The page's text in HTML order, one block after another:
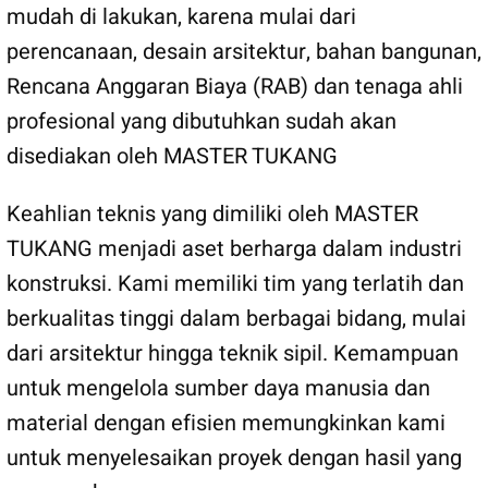
mudah di lakukan, karena mulai dari
perencanaan, desain arsitektur, bahan bangunan,
Rencana Anggaran Biaya (RAB) dan tenaga ahli
profesional yang dibutuhkan sudah akan
disediakan oleh MASTER TUKANG
Keahlian teknis yang dimiliki oleh MASTER
TUKANG menjadi aset berharga dalam industri
konstruksi. Kami memiliki tim yang terlatih dan
berkualitas tinggi dalam berbagai bidang, mulai
dari arsitektur hingga teknik sipil. Kemampuan
untuk mengelola sumber daya manusia dan
material dengan efisien memungkinkan kami
untuk menyelesaikan proyek dengan hasil yang